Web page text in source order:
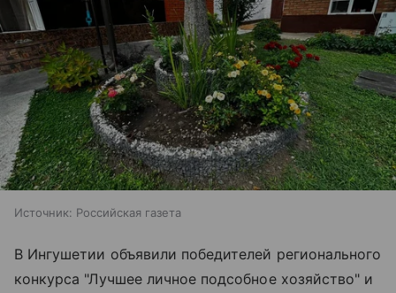
Источник: Российская газета
В Ингушетии объявили победителей регионального
конкурса "Лучшее личное подсобное хозяйство" и